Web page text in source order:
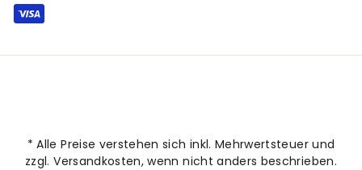
* Alle Preise verstehen sich inkl. Mehrwertsteuer und
zzgl. Versandkosten, wenn nicht anders beschrieben.